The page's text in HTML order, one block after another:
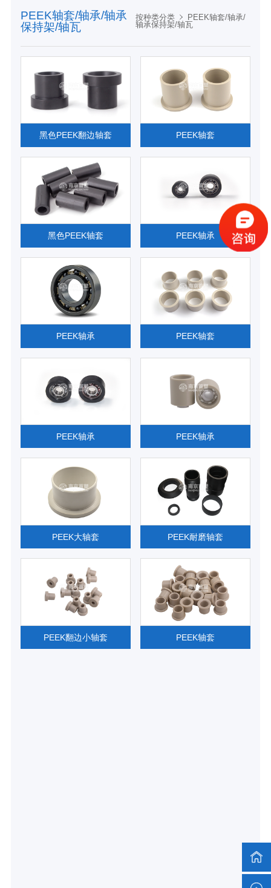
PEEK轴套/轴承/轴承
保持架/轴瓦
按种类分类
PEEK轴套/轴承/
轴承保持架/轴瓦
黑色PEEK翻边轴套 PEEK轴套
黑色PEEK轴套 PEEK轴承
PEEK轴承 PEEK轴套
PEEK轴承 PEEK轴承
PEEK大轴套 PEEK耐磨轴套
PEEK翻边小轴套 PEEK轴套